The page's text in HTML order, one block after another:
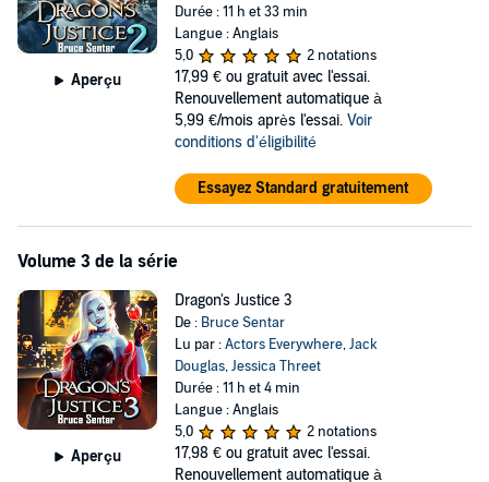
Aperçu
Durée : 11 h et 33 min
Langue : Anglais
5,0
2 notations
17,99 € ou gratuit avec l'essai.
Renouvellement automatique à
5,99 €/mois après l'essai. Voir
conditions d'éligibilité
Essayez Standard gratuitement
Volume 3 de la série
Aperçu
Dragon's Justice 3
De : Bruce Sentar
Lu par :Actors Everywhere,Jack
Douglas,Jessica Threet
Durée : 11 h et 4 min
Langue : Anglais
5,0
2 notations
17,98 € ou gratuit avec l'essai.
Renouvellement automatique à